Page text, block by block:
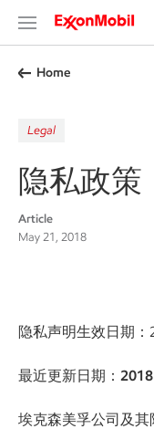
Home
Legal
隐私政策
Article
May 21, 2018
隐私声明生效日期
最近更新日期：
埃克森美孚公司及其